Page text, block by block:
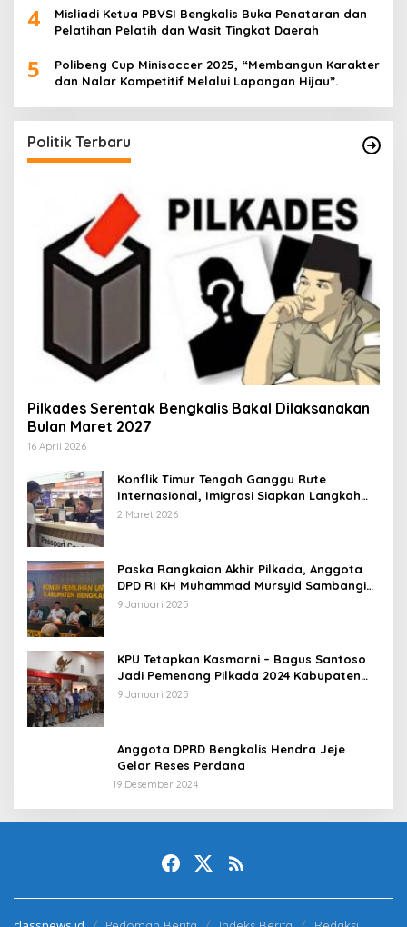
4
Misliadi Ketua PBVSI Bengkalis Buka Penataran dan
Pelatihan Pelatih dan Wasit Tingkat Daerah
5
Polibeng Cup Minisoccer 2025, “Membangun Karakter
dan Nalar Kompetitif Melalui Lapangan Hijau”.
Politik Terbaru
Pilkades Serentak Bengkalis Bakal Dilaksanakan
Bulan Maret 2027
16 April 2026
Konflik Timur Tengah Ganggu Rute
Internasional, Imigrasi Siapkan Langkah
Antisipatif
2 Maret 2026
Paska Rangkaian Akhir Pilkada, Anggota
DPD RI KH Muhammad Mursyid Sambangi
KPU Bengkalis
9 Januari 2025
KPU Tetapkan Kasmarni – Bagus Santoso
Jadi Pemenang Pilkada 2024 Kabupaten
Bengkalis
9 Januari 2025
Anggota DPRD Bengkalis Hendra Jeje
Gelar Reses Perdana
19 Desember 2024